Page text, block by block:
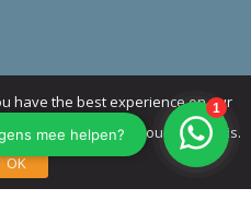
have the best experience on our
we assume that you accept this.
OK